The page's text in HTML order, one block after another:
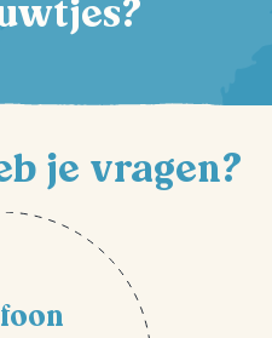
je vragen?